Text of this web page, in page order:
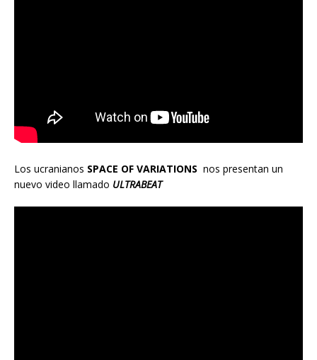
Los ucranianos SPACE OF VARIATIONS nos presentan un
nuevo video llamado ULTRABEAT